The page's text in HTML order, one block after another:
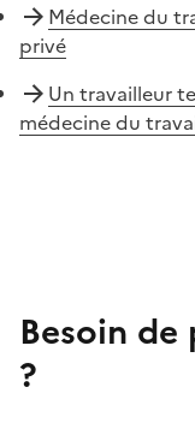
Médecine du
privé
Un travailleur
médecine du
Besoin
?